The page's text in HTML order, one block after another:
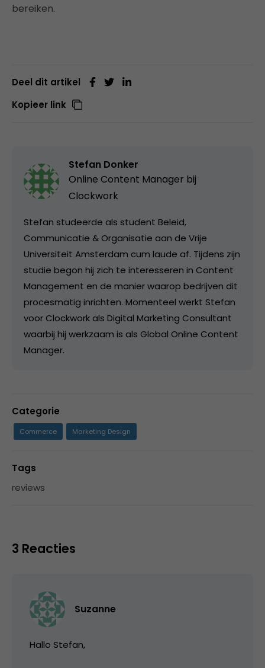
bereiken.
Deel dit artikel
Kopieer link
Stefan Donker
Online Content Manager bij
Clockwork
Stefan studeerde als student Beleid,
Communicatie & Organisatie aan de Vrije
Universiteit Amsterdam cum laude af. Tijdens zijn
studie begon hij zich te interesseren in Content
Management en de manier waarop bedrijven dit
procesmatig inrichten. Momenteel werkt Stefan
voor Clockwork als Digital Marketing Consultant
waarbij hij werkzaam is als Global Online Content
Manager.
Categorie
Commerce Marketing Design
Tags
reviews
3 Reacties
Suzanne
Hallo Stefan,